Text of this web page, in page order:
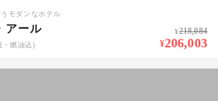
モダンなホテル
アール
・燃油込)
¥218,084
¥206,003